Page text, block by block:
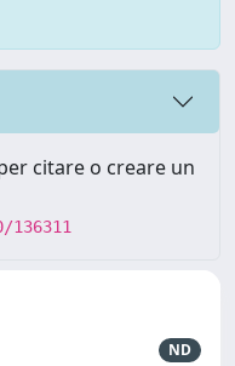
citare o creare un
ND